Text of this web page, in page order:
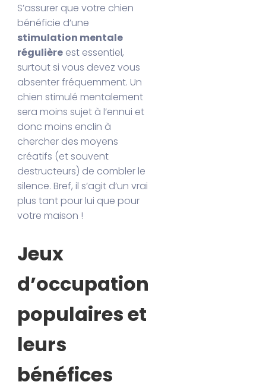
S’assurer que votre chien
bénéficie d’une
stimulation mentale
régulière est essentiel,
surtout si vous devez vous
absenter fréquemment. Un
chien stimulé mentalement
sera moins sujet à l’ennui et
donc moins enclin à
chercher des moyens
créatifs (et souvent
destructeurs) de combler le
silence. Bref, il s’agit d’un vrai
plus tant pour lui que pour
votre maison !
Jeux
d’occupation
populaires et
leurs
bénéfices